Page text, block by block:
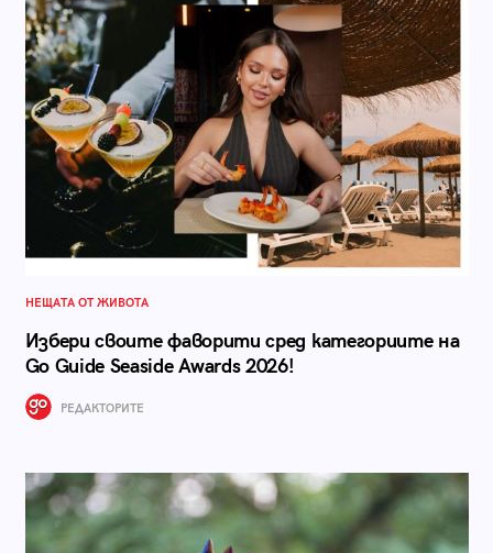
НЕЩАТА ОТ ЖИВОТА
Избери своите фаворити сред категориите на
Go Guide Seaside Awards 2026!
РЕДАКТОРИТЕ